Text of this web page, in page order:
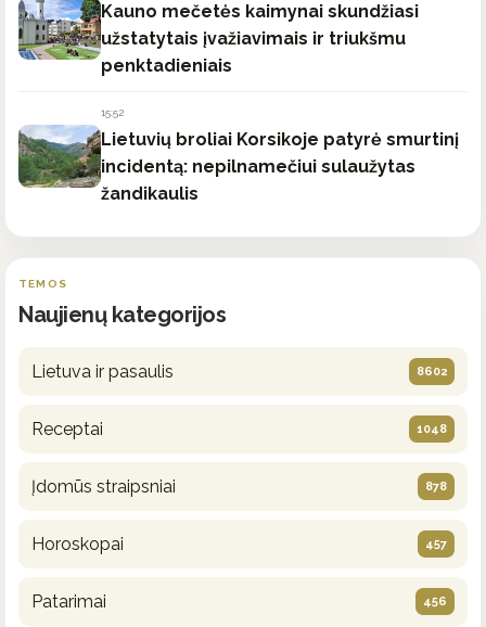
Kauno mečetės kaimynai skundžiasi
užstatytais įvažiavimais ir triukšmu
penktadieniais
15:52
Lietuvių broliai Korsikoje patyrė smurtinį
incidentą: nepilnamečiui sulaužytas
žandikaulis
TEMOS
Naujienų kategorijos
Lietuva ir pasaulis 8602
Receptai 1048
Įdomūs straipsniai 878
Horoskopai 457
Patarimai 456